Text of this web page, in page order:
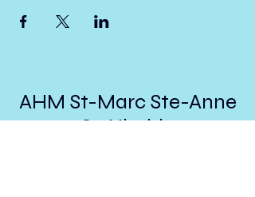
AHM St-Marc Ste-Anne
St-Ubalde